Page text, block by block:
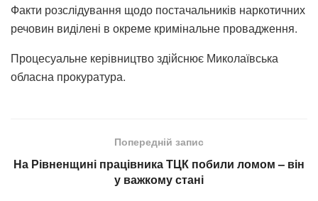
Факти розслідування щодо постачальників наркотичних
речовин виділені в окреме кримінальне провадження.
Процесуальне керівництво здійснює Миколаївська
обласна прокуратура.
Попередній запис
На Рівненщині працівника ТЦК побили ломом – він
у важкому стані